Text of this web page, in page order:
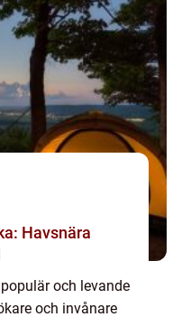
Havsnära
och levande
och invånare